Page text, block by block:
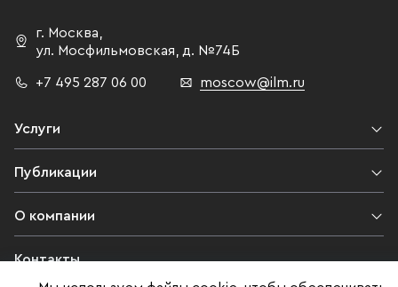
г. Москва,
ул. Мосфильмовская, д. №74Б
+7 495 287 06 00 moscow@ilm.ru
Услуги
Публикации
О компании
Контакты